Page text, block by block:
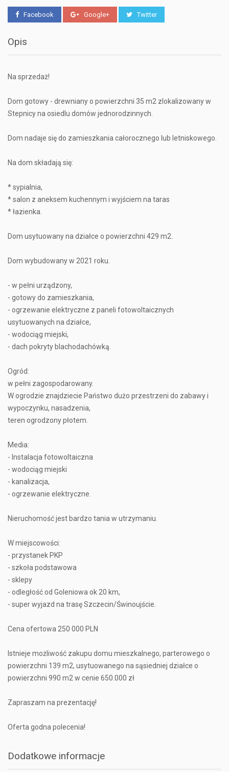
Facebook Google+ Twitter
Opis
Na sprzedaż!
Dom gotowy - drewniany o powierzchni 35 m2 zlokalizowany w
Stepnicy na osiedlu domów jednorodzinnych.
Dom nadaje się do zamieszkania całorocznego lub letniskowego.
Na dom składają się:
* sypialnia,
* salon z aneksem kuchennym i wyjściem na taras
* łazienka.
Dom usytuowany na działce o powierzchni 429 m2.
Dom wybudowany w 2021 roku.
- w pełni urządzony,
- gotowy do zamieszkania,
- ogrzewanie elektryczne z paneli fotowoltaicznych
usytuowanych na działce,
- wodociąg miejski,
- dach pokryty blachodachówką.
Ogród:
w pełni zagospodarowany.
W ogrodzie znajdziecie Państwo dużo przestrzeni do zabawy i
wypoczynku, nasadzenia,
teren ogrodzony płotem.
Media:
- Instalacja fotowoltaiczna
- wodociąg miejski
- kanalizacja,
- ogrzewanie elektryczne.
Nieruchomość jest bardzo tania w utrzymaniu.
W miejscowości:
- przystanek PKP
- szkoła podstawowa
- sklepy
- odległość od Goleniowa ok 20 km,
- super wyjazd na trasę Szczecin/Świnoujście.
Cena ofertowa 250 000 PLN
Istnieje możliwość zakupu domu mieszkalnego, parterowego o
powierzchni 139 m2, usytuowanego na sąsiedniej działce o
powierzchni 990 m2 w cenie 650.000 zł
Zapraszam na prezentację!
Oferta godna polecenia!
Dodatkowe informacje